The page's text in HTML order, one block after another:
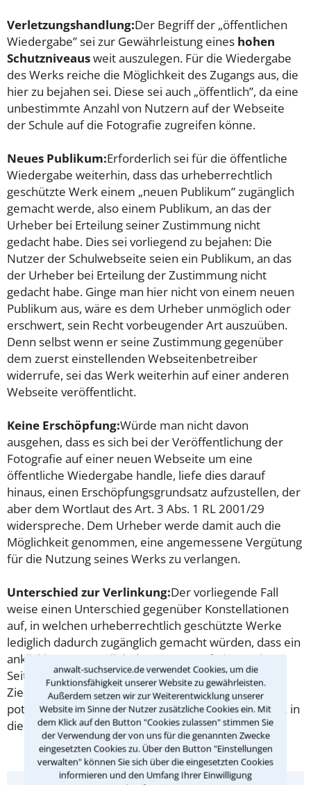
anwalt-suchservice.de verwendet Cookies, um die
Funktionsfähigkeit unserer Website zu gewährleisten.
Außerdem setzen wir zur Weiterentwicklung unserer
Website im Sinne der Nutzer zusätzliche Cookies ein. Mit
dem Klick auf den Button "Cookies zulassen" stimmen Sie
der Verwendung der von uns für die genannten Zwecke
eingesetzten Cookies zu. Über den Button "Einstellungen
verwalten" können Sie sich über die eingesetzten Cookies
informieren und den Umfang Ihrer Einwilligung
Verletzungshandlung:Der Begriff der „öffentlichen
Wiedergabe” sei zur Gewährleistung eines hohen
Schutzniveausweit auszulegen. Für die Wiedergabe
des Werks reiche die Möglichkeit des Zugangs aus, die
hier zu bejahen sei. Diese sei auch „öffentlich”, da eine
unbestimmte Anzahl von Nutzern auf der Webseite
der Schule auf die Fotografie zugreifen könne.
Neues Publikum:Erforderlich sei für die öffentliche
Wiedergabe weiterhin, dass das urheberrechtlich
geschützte Werk einem „neuen Publikum” zugänglich
gemacht werde, also einem Publikum, an das der
Urheber bei Erteilung seiner Zustimmung nicht
gedacht habe. Dies sei vorliegend zu bejahen: Die
Nutzer der Schulwebseite seien ein Publikum, an das
der Urheber bei Erteilung der Zustimmung nicht
gedacht habe. Ginge man hier nicht von einem neuen
Publikum aus, wäre es dem Urheber unmöglich oder
erschwert, sein Recht vorbeugender Art auszuüben.
Denn selbst wenn er seine Zustimmung gegenüber
dem zuerst einstellenden Webseitenbetreiber
widerrufe, sei das Werk weiterhin auf einer anderen
Webseite veröffentlicht.
Keine Erschöpfung:Würde man nicht davon
ausgehen, dass es sich bei der Veröffentlichung der
Fotografie auf einer neuen Webseite um eine
öffentliche Wiedergabe handle, liefe dies darauf
hinaus, einen Erschöpfungsgrundsatz aufzustellen, der
aber dem Wortlaut des Art. 3 Abs. 1 RL 2001/29
widerspreche. Dem Urheber werde damit auch die
Möglichkeit genommen, eine angemessene Vergütung
für die Nutzung seines Werks zu verlangen.
Unterschied zur Verlinkung:Der vorliegende Fall
weise einen Unterschied gegenüber Konstellationen
auf, in welchen urheberrechtlich geschützte Werke
lediglich dadurch zugänglich gemacht würden, dass ein
anklickbarer Hyperlink den Nutzer auf eine andere
Seite führe. Dort sei davon auszugehen, dass das
Zielpublikum der ursprünglichen Wiedergabe alle
potentiellen Besucher der betreffenden Seite seien, in
die die Werke frei zugänglich eingestellt seien.